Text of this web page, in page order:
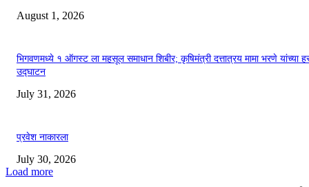
August 1, 2026
भिगवणमध्ये १ ऑगस्ट ला महसूल समाधान शिबीर; कृषिमंत्री दत्तात्रय मामा भरणे यांच्या
उद्घाटन
July 31, 2026
प्रवेश नाकारला
July 30, 2026
Load more